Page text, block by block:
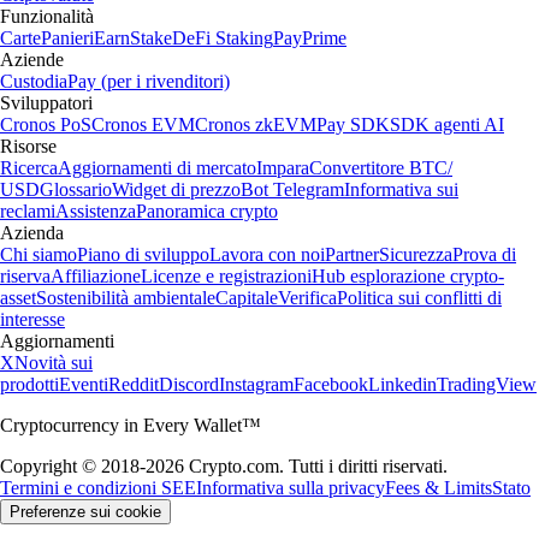
Funzionalità
CartePanieriEarnStakeDeFi StakingPayPrime
Aziende
CustodiaPay (per i rivenditori)
Sviluppatori
Cronos PoSCronos EVMCronos zkEVMPay SDKSDK agenti AI
Risorse
RicercaAggiornamenti di mercatoImparaConvertitore BTC/
USDGlossarioWidget di prezzoBot TelegramInformativa sui
reclamiAssistenzaPanoramica crypto
Azienda
Chi siamoPiano di sviluppoLavora con noiPartnerSicurezzaProva di
riservaAffiliazioneLicenze e registrazioniHub esplorazione crypto-
assetSostenibilità ambientaleCapitaleVerificaPolitica sui conflitti di
interesse
Aggiornamenti
XNovità sui
prodottiEventiRedditDiscordInstagramFacebookLinkedinTradingView
Cryptocurrency in Every Wallet™
Copyright © 2018-2026 Crypto.com. Tutti i diritti riservati.
Termini e condizioni SEEInformativa sulla privacyFees & LimitsStato
Preferenze sui cookie